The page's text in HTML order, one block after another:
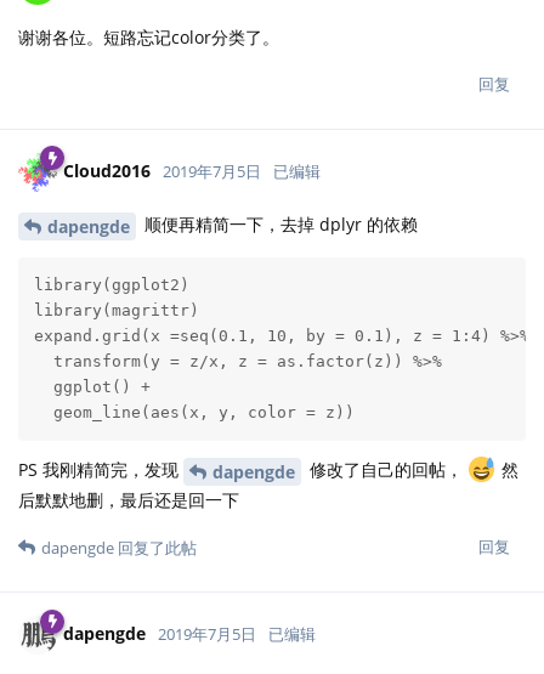
谢谢各位。短路忘记color分类了。
回复
Cloud2016 2019年7月5日 已编辑
dapengde 顺便再精简一下，去掉 dplyr 的依赖
library(ggplot2)
library(magrittr)
expand.grid(x =seq(0.1, 10, by = 0.1), z = 1:4) %>%
  transform(y = z/x, z = as.factor(z)) %>%
  ggplot() +
  geom_line(aes(x, y, color = z))
PS 我刚精简完，发现 dapengde 修改了自己的回帖，
然
后默默地删，最后还是回一下
回复
dapengde 回复了此帖
dapengde 2019年7月5日 已编辑